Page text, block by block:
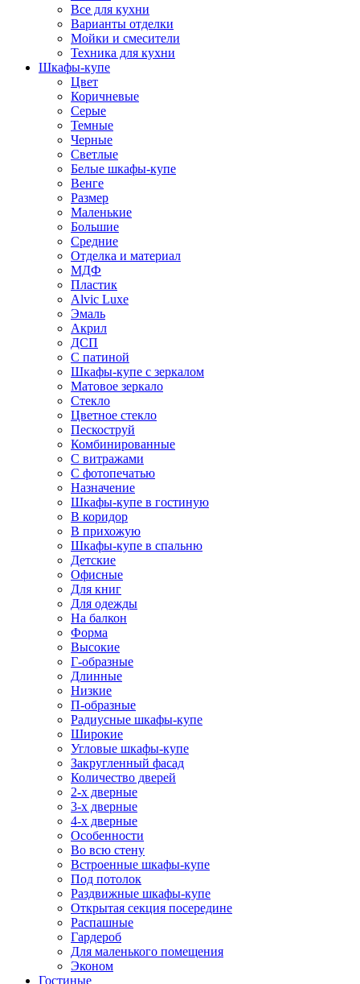
Все для кухни
Варианты отделки
Мойки и смесители
Техника для кухни
Шкафы-купе
Цвет
Коричневые
Серые
Темные
Черные
Светлые
Белые шкафы-купе
Венге
Размер
Маленькие
Большие
Средние
Отделка и материал
МДФ
Пластик
Alvic Luxe
Эмаль
Акрил
ДСП
С патиной
Шкафы-купе с зеркалом
Матовое зеркало
Стекло
Цветное стекло
Пескоструй
Комбинированные
С витражами
С фотопечатью
Назначение
Шкафы-купе в гостиную
В коридор
В прихожую
Шкафы-купе в спальню
Детские
Офисные
Для книг
Для одежды
На балкон
Форма
Высокие
Г-образные
Длинные
Низкие
П-образные
Радиусные шкафы-купе
Широкие
Угловые шкафы-купе
Закругленный фасад
Количество дверей
2-х дверные
3-х дверные
4-х дверные
Особенности
Во всю стену
Встроенные шкафы-купе
Под потолок
Раздвижные шкафы-купе
Открытая секция посередине
Распашные
Гардероб
Для маленького помещения
Эконом
Гостиные